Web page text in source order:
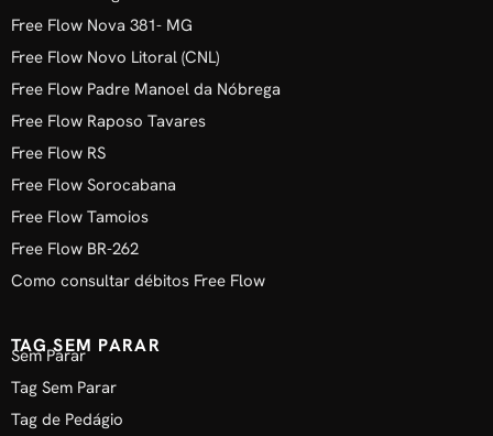
Free Flow Nova 381- MG
Free Flow Novo Litoral (CNL)
Free Flow Padre Manoel da Nóbrega
Free Flow Raposo Tavares
Free Flow RS
Free Flow Sorocabana
Free Flow Tamoios
Free Flow BR-262
Como consultar débitos Free Flow
TAG SEM PARAR
Sem Parar
Tag Sem Parar
Tag de Pedágio